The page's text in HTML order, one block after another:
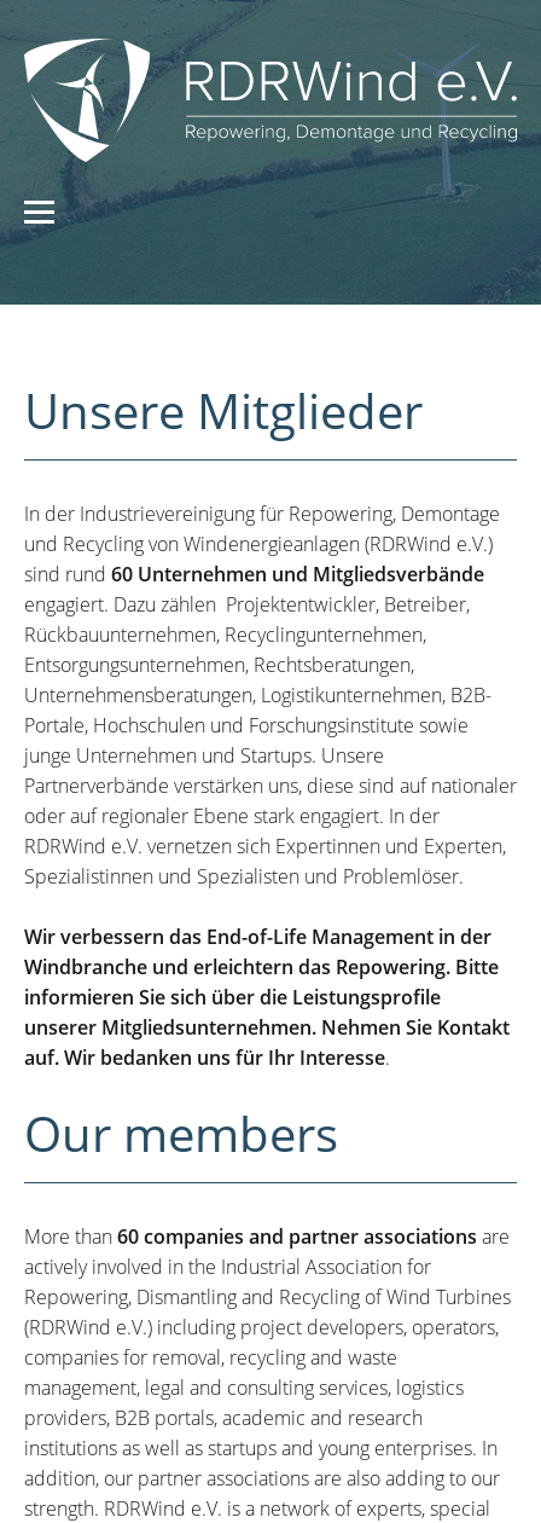
Unsere Mitglieder
In der Industrievereinigung für Repowering, Demontage
und Recycling von Windenergieanlagen (RDRWind e.V.)
sind rund 60 Unternehmen und Mitgliedsverbände
engagiert. Dazu zählen Projektentwickler, Betreiber,
Rückbauunternehmen, Recyclingunternehmen,
Entsorgungsunternehmen, Rechtsberatungen,
Unternehmensberatungen, Logistikunternehmen, B2B-
Portale, Hochschulen und Forschungsinstitute sowie
junge Unternehmen und Startups. Unsere
Partnerverbände verstärken uns, diese sind auf nationaler
oder auf regionaler Ebene stark engagiert. In der
RDRWind e.V. vernetzen sich Expertinnen und Experten,
Spezialistinnen und Spezialisten und Problemlöser.
Wir verbessern das End-of-Life Management in der
Windbranche und erleichtern das Repowering. Bitte
informieren Sie sich über die Leistungsprofile
unserer Mitgliedsunternehmen. Nehmen Sie Kontakt
auf. Wir bedanken uns für Ihr Interesse.
Our members
More than60 companies and partner associations are
actively involved in the Industrial Association for
Repowering, Dismantling and Recycling of Wind Turbines
(RDRWind e.V.) including project developers, operators,
companies for removal, recycling and waste
management, legal and consulting services, logistics
providers, B2B portals, academic and research
institutions as well as startups and young enterprises. In
addition, our partner associations are also adding to our
strength. RDRWind e.V. is a network of experts, special